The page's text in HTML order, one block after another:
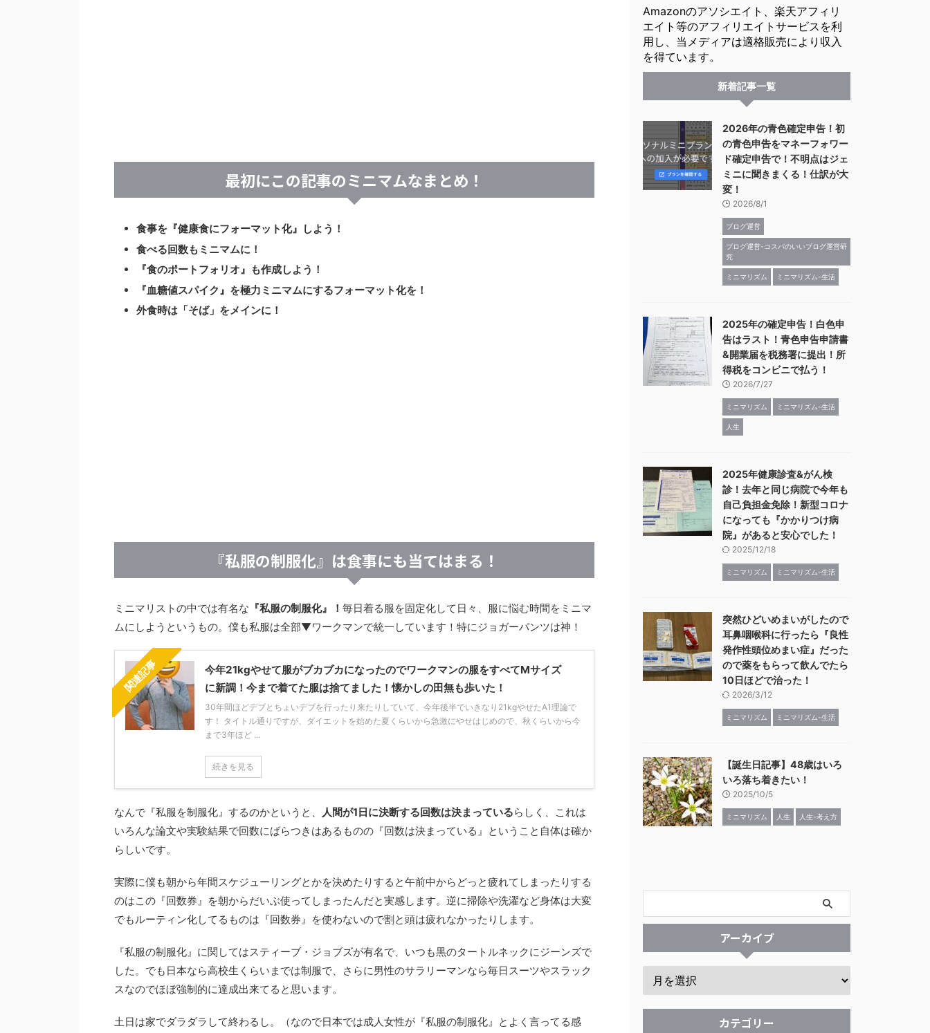
最初にこの記事のミニマムなまとめ！
食事を『健康食にフォーマット化』しよう！
食べる回数もミニマムに！
『食のポートフォリオ』も作成しよう！
『血糖値スパイク』を極力ミニマムにするフォーマット化を！
外食時は「そば」をメインに！
『私服の制服化』は食事にも当てはまる！
ミニマリストの中では有名な 『私服の制服化』！ 毎日着る服を固定化して日々、服に悩む時間をミニマ
ムにしようというもの。僕も私服は全部▼ワークマンで統一しています！特にジョガーパンツは神！
関連記事
今年21kgやせて服がブカブカになったのでワークマンの服をすべてMサイズ
に新調！今まで着てた服は捨てました！懐かしの田無も歩いた！
30年間ほどデブとちょいデブを行ったり来たりしていて、今年後半でいきなり21kgやせたA1理論で
す！ タイトル通りですが、ダイエットを始めた夏くらいから急激にやせはじめので、秋くらいから今
まで3年ほど ...
続きを見る
なんで『私服を制服化』するのかというと、 人間が1日に決断する回数は決まっているらしく、これは
いろんな論文や実験結果で回数にばらつきはあるものの『回数は決まっている』ということ自体は確か
らしいです。
実際に僕も朝から年間スケジューリングとかを決めたりすると午前中からどっと疲れてしまったりする
のはこの『回数券』を朝からだいぶ使ってしまったんだと実感します。逆に掃除や洗濯など身体は大変
でもルーティン化してるものは『回数券』を使わないので割と頭は疲れなかったりします。
『私服の制服化』に関してはスティーブ・ジョブズが有名で、いつも黒のタートルネックにジーンズで
した。でも日本なら高校生くらいまでは制服で、さらに男性のサラリーマンなら毎日スーツやスラック
スなのでほぼ強制的に達成出来てると思います。
土日は家でダラダラして終わるし。（なので日本では成人女性が『私服の制服化』とよく言ってる感
Amazonのアソシエイト、楽天アフィリ
エイト等のアフィリエイトサービスを利
用し、当メディアは適格販売により収入
を得ています。
新着記事一覧
2026年の青色確定申告！初
の青色申告をマネーフォワー
ド確定申告で！不明点はジェ
ミニに聞きまくる！仕訳が大
変！
2026/8/1
ブログ運営
ブログ運営-コスパのいいブログ運営研
究
ミニマリズム ミニマリズム-生活
2025年の確定申告！白色申
告はラスト！青色申告申請書
&開業届を税務署に提出！所
得税をコンビニで払う！
2026/7/27
ミニマリズム ミニマリズム-生活
人生
2025年健康診査&がん検
診！去年と同じ病院で今年も
自己負担金免除！新型コロナ
になっても『かかりつけ病
院』があると安心でした！
2025/12/18
ミニマリズム ミニマリズム-生活
突然ひどいめまいがしたので
耳鼻咽喉科に行ったら『良性
発作性頭位めまい症』だった
ので薬をもらって飲んでたら
10日ほどで治った！
2026/3/12
ミニマリズム ミニマリズム-生活
【誕生日記事】48歳はいろ
いろ落ち着きたい！
2025/10/5
ミニマリズム 人生 人生-考え方
アーカイブ
カテゴリー